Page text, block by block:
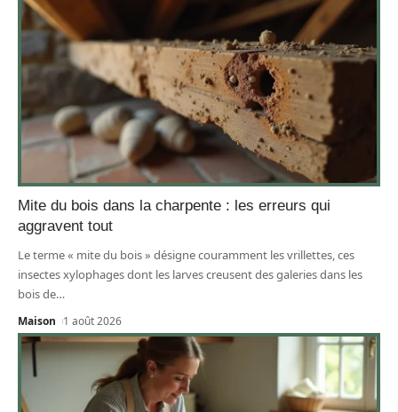
Mite du bois dans la charpente : les erreurs qui
aggravent tout
Le terme « mite du bois » désigne couramment les vrillettes, ces
insectes xylophages dont les larves creusent des galeries dans les
bois de…
Maison 1 août 2026